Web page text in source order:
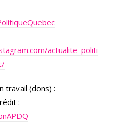
actualite_politi
travail (dons) :
: